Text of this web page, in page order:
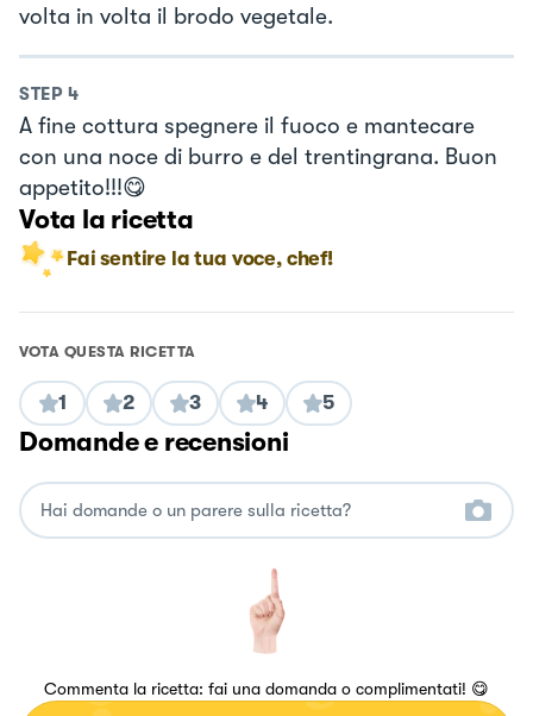
volta in volta il brodo vegetale.
STEP 4
A fine cottura spegnere il fuoco e mantecare
con una noce di burro e del trentingrana. Buon
appetito!!!😋
Vota la ricetta
Fai sentire la tua voce, chef!
VOTA QUESTA RICETTA
1 2 3 4 5
Domande e recensioni
Commenta la ricetta: fai una domanda o complimentati! 😋